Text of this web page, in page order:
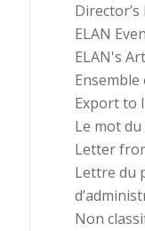
ELAN
ELAN's
Export to
Le mot
Letter
Lettre du
Non